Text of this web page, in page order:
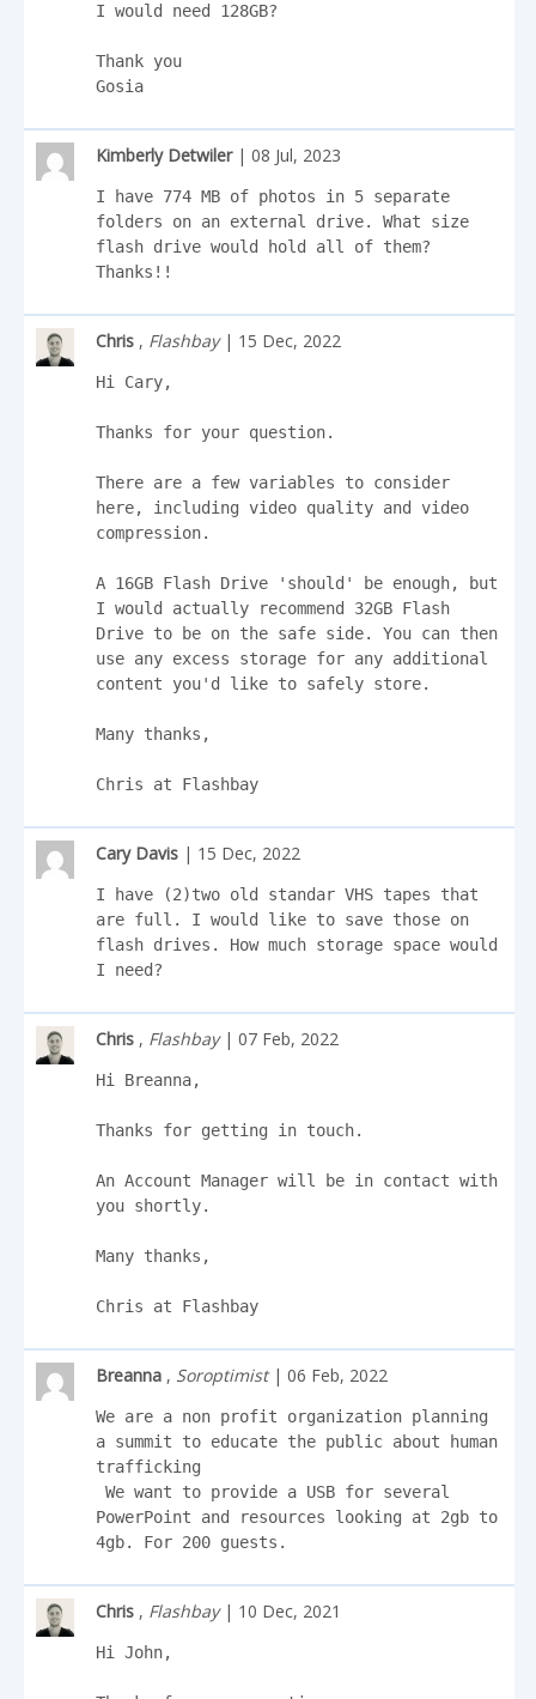
I would need 128GB?
Thank you
Gosia
Kimberly Detwiler| 08 Jul, 2023
I have 774 MB of photos in 5 separate
folders on an external drive. What size
flash drive would hold all of them?
Thanks!!
Chris , Flashbay| 15 Dec, 2022
Hi Cary,
Thanks for your question.
There are a few variables to consider
here, including video quality and video
compression.
A 16GB Flash Drive 'should' be enough, but
I would actually recommend 32GB Flash
Drive to be on the safe side. You can then
use any excess storage for any additional
content you'd like to safely store.
Many thanks,
Chris at Flashbay
Cary Davis | 15 Dec, 2022
I have (2)two old standar VHS tapes that
are full. I would like to save those on
flash drives. How much storage space would
I need?
Chris , Flashbay| 07 Feb, 2022
Hi Breanna,
Thanks for getting in touch.
An Account Manager will be in contact with
you shortly.
Many thanks,
Chris at Flashbay
Breanna , Soroptimist| 06 Feb, 2022
We are a non profit organization planning
a summit to educate the public about human
trafficking
PowerPoint and resources looking at 2gb to
4gb. For 200 guests.
Chris , Flashbay| 10 Dec, 2021
Hi John,